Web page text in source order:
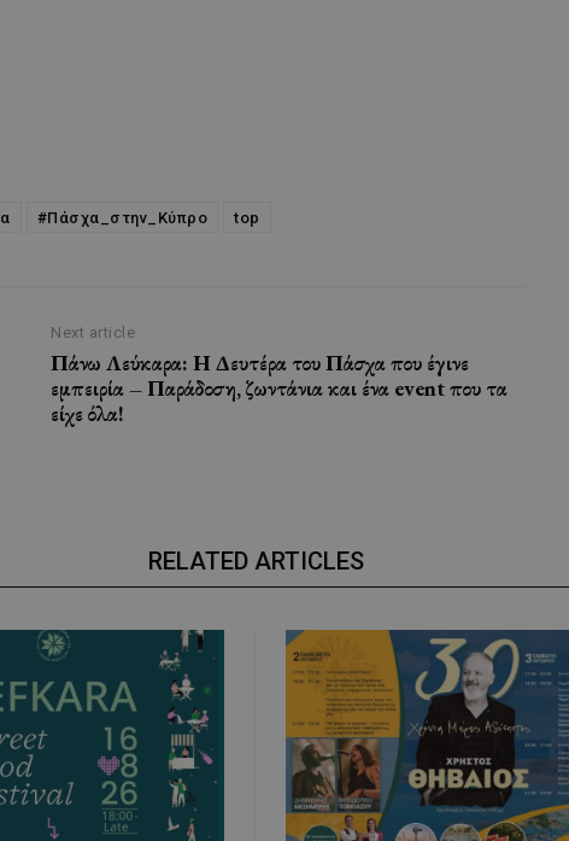
#Πάσχα_στην_Κύπρο top
Next article
Πάνω Λεύκαρα: Η Δευτέρα του Πάσχα που έγινε
εμπειρία – Παράδοση, ζωντάνια και ένα event που τα
είχε όλα!
RELATED ARTICLES